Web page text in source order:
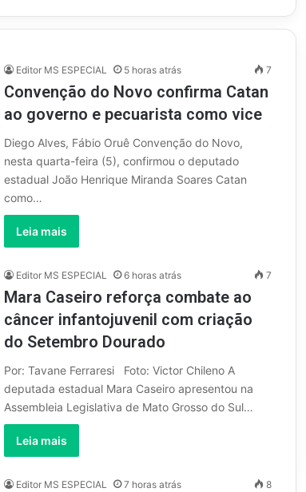
Editor MS ESPECIAL 5 horas atrás 7
Convenção do Novo confirma Catan
ao governo e pecuarista como vice
Diego Alves, Fábio Oruê Convenção do Novo,
nesta quarta-feira (5), confirmou o deputado
estadual João Henrique Miranda Soares Catan
como…
Leia mais
Editor MS ESPECIAL 6 horas atrás 7
Mara Caseiro reforça combate ao
câncer infantojuvenil com criação
do Setembro Dourado
Por: Tavane Ferraresi Foto: Victor Chileno A
deputada estadual Mara Caseiro apresentou na
Assembleia Legislativa de Mato Grosso do Sul…
Leia mais
Editor MS ESPECIAL 7 horas atrás 8